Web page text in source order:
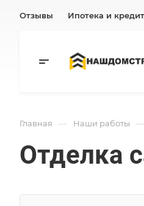
Отзывы Ипотека и
Главная — Наши работы —
Отделка